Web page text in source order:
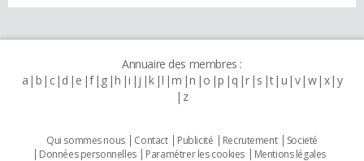
Annuaire des membres :
a b c d e f g h i j k l m n o p q r s t u v w x y
z
Qui sommes nous Contact Publicité Recrutement
Societé
Données personnelles
Paramétrer les cookies Mentions légales